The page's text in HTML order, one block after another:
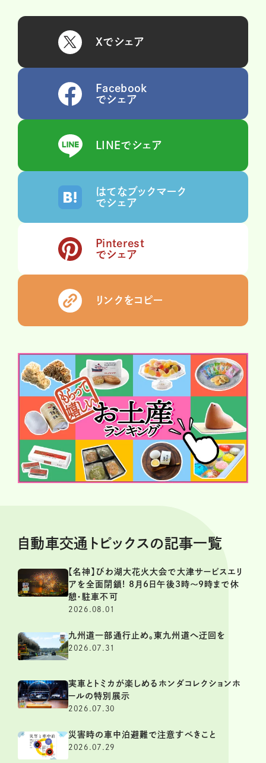
Xでシェア
Facebook
でシェア
LINEでシェア
はてなブックマーク
でシェア
Pinterest
でシェア
リンクをコピー
自動車交通トピックスの記事一覧
【名神】びわ湖大花火大会で大津サービスエリ
アを全面閉鎖! 8月6日午後3時～9時まで休
憩・駐車不可
2026.08.01
九州道一部通行止め。東九州道へ迂回を
2026.07.31
実車とトミカが楽しめるホンダコレクションホ
ールの特別展示
2026.07.30
災害時の車中泊避難で注意すべきこと
2026.07.29